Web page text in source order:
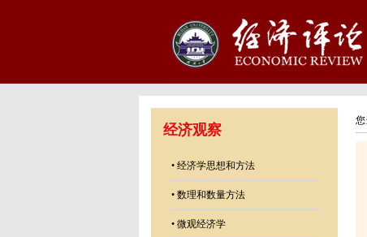
经济观察
• 经济学思想和方法
• 数理和数量方法
• 微观经济学
您